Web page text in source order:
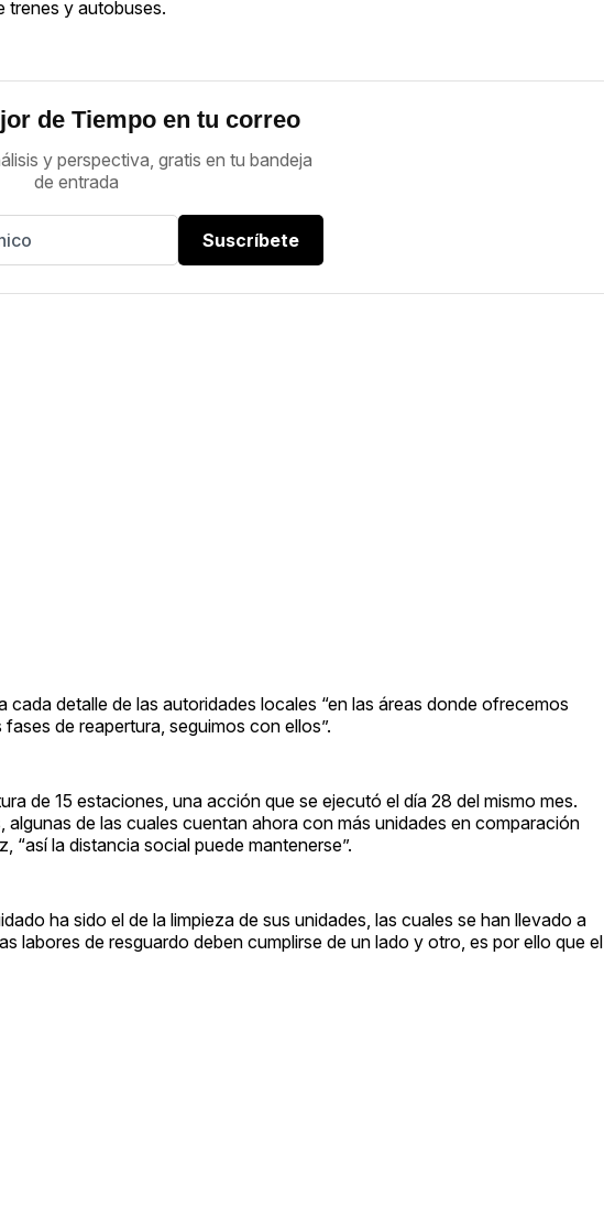
trenes y autobuses.
de Tiempo en tu correo
y perspectiva, gratis en tu bandeja
de entrada
Suscríbete
detalle de las autoridades locales “en las áreas donde ofrecemos
de reapertura, seguimos con ellos”.
de 15 estaciones, una acción que se ejecutó el día 28 del mismo mes.
de las cuales cuentan ahora con más unidades en comparación
la distancia social puede mantenerse”.
ha sido el de la limpieza de sus unidades, las cuales se han llevado a
labores de resguardo deben cumplirse de un lado y otro, es por ello que el